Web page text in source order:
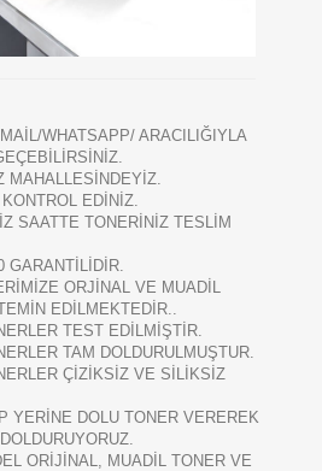
WHATSAPP/ ARACILIĞIYLA
MAHALLESİNDEYİZ.
EDİNİZ.
SAATTE TONERİNİZ TESLİM
GARANTİLİDİR.
ORJİNAL VE MUADİL
EDİLMEKTEDİR..
TEST EDİLMİŞTİR.
TAM DOLDURULMUŞTUR.
ÇİZİKSİZ VE SİLİKSİZ
YERİNE DOLU TONER VEREREK
ORİJİNAL, MUADİL TONER VE